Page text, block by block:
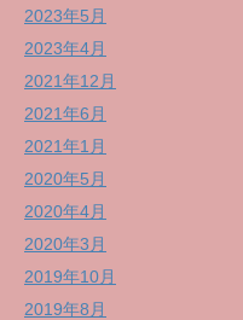
2023年5月
2023年4月
2021年12月
2021年6月
2021年1月
2020年5月
2020年4月
2020年3月
2019年10月
2019年8月